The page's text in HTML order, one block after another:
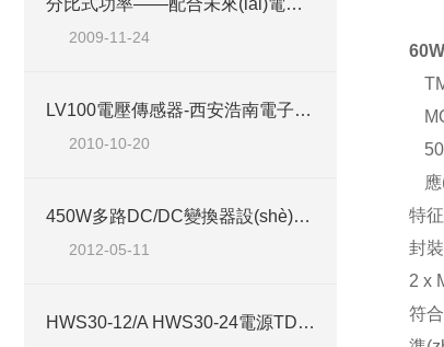
分比式功率——配合未來(lái)電源發(fā)展的架構(gòu)
2009-11-24
LV100電壓傳感器-西安浩南電子科技
2010-10-20
450W多路DC/DC變換器設(shè)計(jì)方案
2012-05-11
HWS30-12/A HWS30-24電源TDK-Lambda西安浩南電子
50
特征
封
2 x
符合